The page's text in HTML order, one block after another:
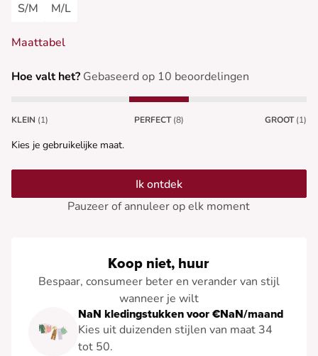
S/M M/L
Maattabel
Hoe valt het? Gebaseerd op 10 beoordelingen
KLEIN (1) PERFECT (8) GROOT (1)
Kies je gebruikelijke maat.
Ik ontdek
Pauzeer of annuleer op elk moment
Koop niet, huur
Bespaar, consumeer beter en verander van stijl
wanneer je wilt
NaN kledingstukken voor €NaN/maand
Kies uit duizenden stijlen van maat 34
tot 50.